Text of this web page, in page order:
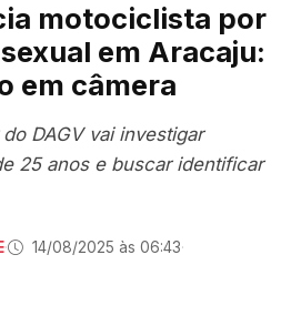
motociclista por
em Aracaju:
em câmera
DAGV vai investigar
25 anos e buscar identificar
· 14/08/2025 às 06:43·